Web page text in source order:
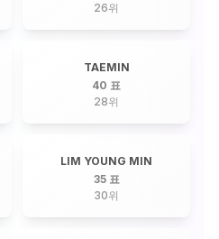
26위
TAEMIN
40 표
28위
LIM YOUNG MIN
35 표
30위